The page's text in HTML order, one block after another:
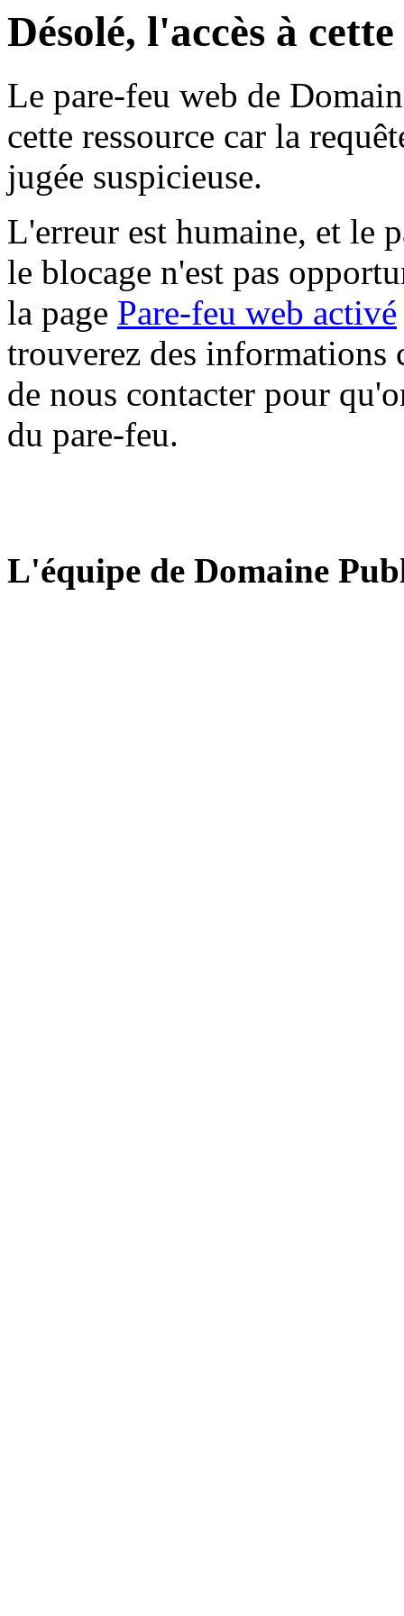
Désolé, l'accès à
Le pare-feu web de
cette ressource car la
jugée suspicieuse.
L'erreur est humaine, et le
le blocage n'est pas
la page Pare-feu web activé
trouverez des informations
de nous contacter pour
du pare-feu.
L'équipe de Domaine